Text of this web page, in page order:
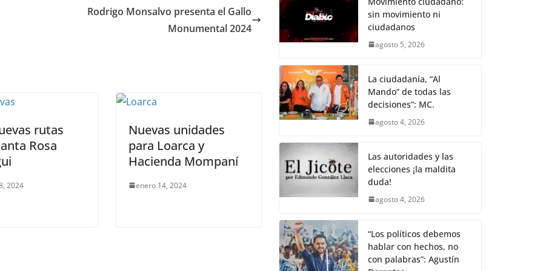
Rodrigo Monsalvo presenta el Gallo
Monumental 2024
rutas
Rosa
2024
Nuevas unidades
para Loarca y
Hacienda Mompaní
enero 14, 2024
k
sin movimiento ni
ciudadanos
agosto 5, 2026
La ciudadanía, “Al
Mando” de todas las
decisiones”: MC.
agosto 4, 2026
Las autoridades y las
elecciones ¡la maldita
duda!
agosto 4, 2026
“Los políticos debemos
hablar con hechos, no
con palabras”: Agustín